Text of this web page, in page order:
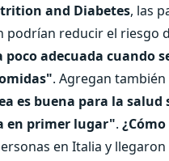
and Diabetes, las
reducir el riesgo
adecuada cuando
. Agregan
es buena para la salud
en primer lugar".
en Italia y